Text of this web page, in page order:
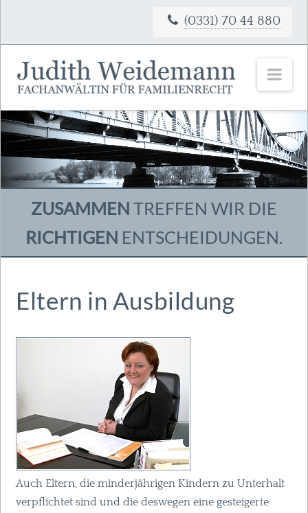
(0331) 70 44 880
ZUSAMMEN TREFFEN WIR DIE
RICHTIGEN ENTSCHEIDUNGEN.
Eltern in Ausbildung
Auch Eltern, die minderjährigen Kindern zu Unterhalt
verpflichtet sind und die deswegen eine gesteigerte